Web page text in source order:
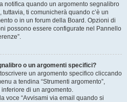
notifica quando un argomento segnalibro
ti comunicherà quando c’è un
o in un forum della Board. Opzioni di
possono essere configurate nel Pannello
o un argomenti specifici?
un argomento specifico cliccando
a tendina “Strumenti argomento”,
di un argomento.
voce “Avvisami via email quando si